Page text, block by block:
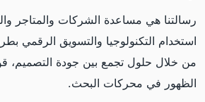
رسالتنا هي مساعدة الشركات والمتاجر
استخدام التكنولوجيا والتسويق الرقمي
من خلال حلول تجمع بين جودة التصميم،
الظهور في محركات البحث.